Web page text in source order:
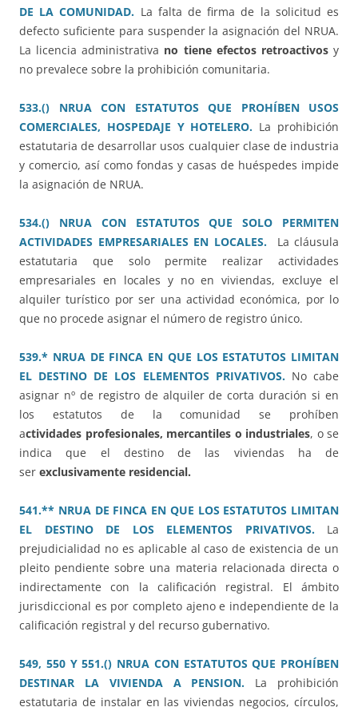
DE LA COMUNIDAD. La falta de firma de la solicitud es
defecto suficiente para suspender la asignación del NRUA.
La licencia administrativa no tiene efectos retroactivosy
no prevalece sobre la prohibición comunitaria.
533.() NRUA CON ESTATUTOS QUE PROHÍBEN USOS
COMERCIALES, HOSPEDAJE Y HOTELERO. La prohibición
estatutaria de desarrollar usos cualquier clase de industria
y comercio, así como fondas y casas de huéspedes impide
la asignación de NRUA.
534.() NRUA CON ESTATUTOS QUE SOLO PERMITEN
ACTIVIDADES EMPRESARIALES EN LOCALES.
La cláusula
estatutaria que solo permite realizar actividades
empresariales en locales y no en viviendas, excluye el
alquiler turístico por ser una actividad económica, por lo
que no procede asignar el número de registro único.
539.* NRUA DE FINCA EN QUE LOS ESTATUTOS LIMITAN
EL DESTINO DE LOS ELEMENTOS PRIVATIVOS. No cabe
asignar nº de registro de alquiler de corta duración si en
los estatutos de la comunidad se prohíben
actividades profesionales, mercantiles o industriales, o se
indica que el destino de las viviendas ha de
ser exclusivamente residencial.
541.** NRUA DE FINCA EN QUE LOS ESTATUTOS LIMITAN
EL DESTINO DE LOS ELEMENTOS PRIVATIVOS.
La
prejudicialidad no es aplicable al caso de existencia de un
pleito pendiente sobre una materia relacionada directa o
indirectamente con la calificación registral. El ámbito
jurisdiccional es por completo ajeno e independiente de la
calificación registral y del recurso gubernativo.
549, 550 Y 551.() NRUA CON ESTATUTOS QUE PROHÍBEN
DESTINAR LA VIVIENDA A PENSION. La prohibición
estatutaria de instalar en las viviendas negocios, círculos,